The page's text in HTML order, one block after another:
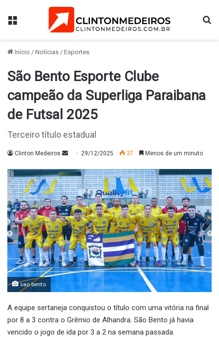
Menu
Início / Notícias / Esportes
São Bento Esporte Clube
campeão da Superliga Paraibana
de Futsal 2025
Terceiro título estadual
Clinton Medeiros
Mande
e-
mail
29/12/2025 37 Menos de um minuto
sao bento
A equipe sertaneja conquistou o título com uma vitória na final
por 8 a 3 contra o Grêmio de Alhandra. São Bento já havia
vencido o jogo de ida por 3 a 2 na semana passada.